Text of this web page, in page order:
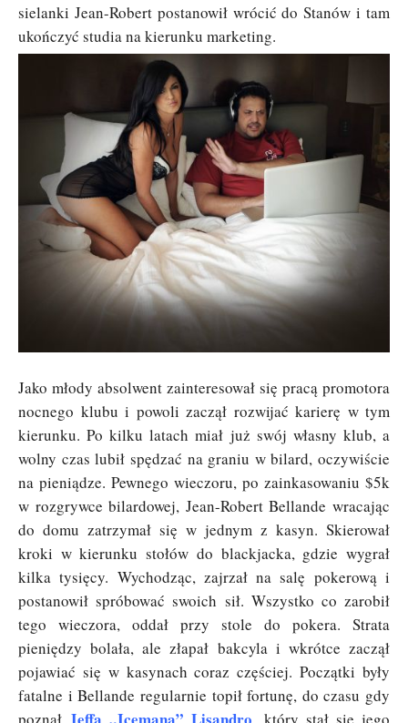
sielanki Jean-Robert postanowił wrócić do Stanów i tam
ukończyć studia na kierunku marketing.
Jako młody absolwent zainteresował się pracą promotora
nocnego klubu i powoli zaczął rozwijać karierę w tym
kierunku. Po kilku latach miał już swój własny klub, a
wolny czas lubił spędzać na graniu w bilard, oczywiście
na pieniądze. Pewnego wieczoru, po zainkasowaniu $5k
w rozgrywce bilardowej, Jean-Robert Bellande wracając
do domu zatrzymał się w jednym z kasyn. Skierował
kroki w kierunku stołów do blackjacka, gdzie wygrał
kilka tysięcy. Wychodząc, zajrzał na salę pokerową i
postanowił spróbować swoich sił. Wszystko co zarobił
tego wieczora, oddał przy stole do pokera. Strata
pieniędzy bolała, ale złapał bakcyla i wkrótce zaczął
pojawiać się w kasynach coraz częściej. Początki były
fatalne i Bellande regularnie topił fortunę, do czasu gdy